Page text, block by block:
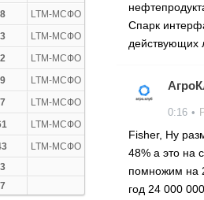
LTM-МСФО
LTM-МСФО
LTM-МСФО
LTM-МСФО
LTM-МСФО
LTM-МСФО
LTM-МСФО
Спарк
действующих
0:16 •
Fisher, Ну
48% а это на
помножим на
год 24 000